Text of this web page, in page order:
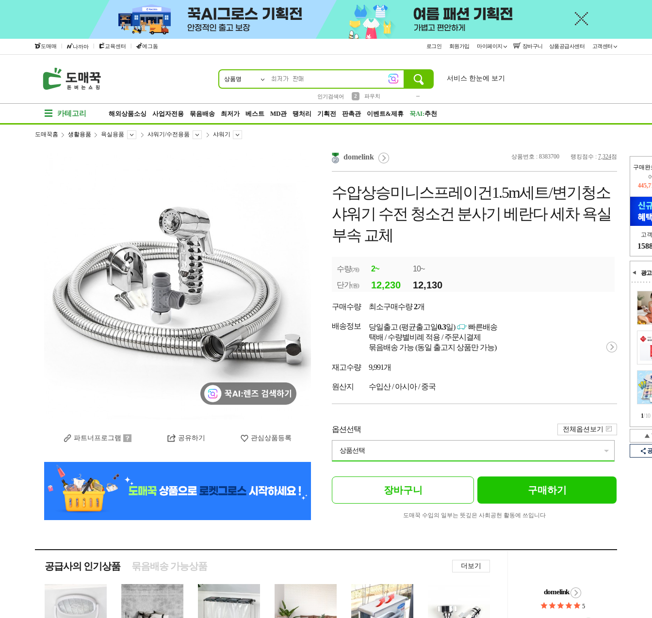
도매매 | 나까마 | 교육센터 | 에그돔 로그인 회원가입 마이페이지 장바구니 상품공급사센터 고객센터
상품명
인기검색어
2
파우치
서비스 한눈에 보기
카테고리 해외상품소싱 사업자전용 묶음배송 최저가 베스트 MD관 땡처리 기획전 판촉관 이벤트&제휴 꾹AI:추천
구매완
오
고
광고
1/10
도매꾹홈 생활용품 욕실용품 샤워기/수전용품 샤워기
파트너프로그램 공유하기 관심상품등록
상품번호 : 8383700 랭킹점수 : 7,324점
domelink
수압상승미니스프레이건1.5m세트/변기청소
샤워기 수전 청소건 분사기 베란다 세차 욕실
부속 교체
수량(개) 2~
10~
단가(원) 12,230 12,130
구매수량 최소구매수량2개
배송정보 당일출고 (평균출고일0.3일)
빠른배송
택배 / 수량별비례 적용 / 주문시결제
묶음배송 가능 (동일 출고지 상품만 가능)
재고수량 9,991개
원산지 수입산 / 아시아 / 중국
옵션선택
상품선택
전체옵션보기
장바구니 구매하기
도매꾹 수입의 일부는 뜻깊은 사회공헌 활동에 쓰입니다
공급사의 인기상품 더보기
묶음배송 가능상품
domelink
5